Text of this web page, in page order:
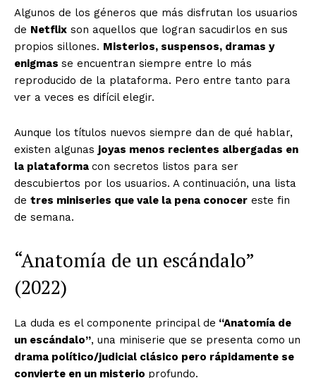
Algunos de los géneros que más disfrutan los usuarios
de Netflix son aquellos que logran sacudirlos en sus
propios sillones. Misterios, suspensos, dramas y
enigmas se encuentran siempre entre lo más
reproducido de la plataforma. Pero entre tanto para
ver a veces es difícil elegir.
Aunque los títulos nuevos siempre dan de qué hablar,
existen algunas joyas menos recientes albergadas en
la plataforma con secretos listos para ser
descubiertos por los usuarios. A continuación, una lista
de tres miniseries que vale la pena conocer este fin
de semana.
“Anatomía de un escándalo”
(2022)
La duda es el componente principal de “Anatomía de
un escándalo”, una miniserie que se presenta como un
drama político/judicial clásico pero rápidamente se
convierte en un misterio profundo.